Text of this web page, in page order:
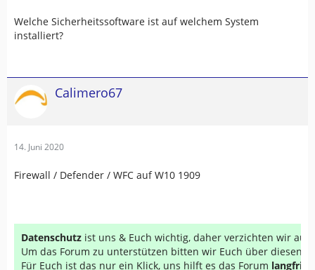
Welche Sicherheitssoftware ist auf welchem System
installiert?
Calimero67
14. Juni 2020
Firewall / Defender / WFC auf W10 1909
Datenschutz ist uns & Euch wichtig, daher verzichten wir auf
Um das Forum zu unterstützen bitten wir Euch über diesen
Für Euch ist das nur ein Klick, uns hilft es das Forum